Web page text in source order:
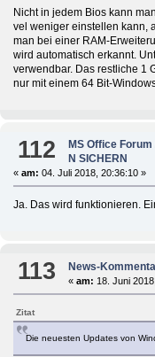
Nicht in jedem Bios kann
vel weniger einstellen kann,
man bei einer RAM-
wird automatisch erkannt.
verwendbar. Das restliche 1
nur mit einem 64 Bit-
112 MS Office Forum
N SICHERN
« am: 04. Juli 2018, 20:36:10 »
Ja. Das wird funktionieren.
113 News-
«am: 18. Juni
Zitat
Die neuesten Updates von